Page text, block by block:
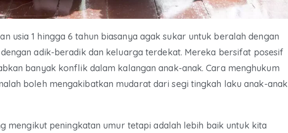
usia 1 hingga 6 tahun biasanya agak sukar untuk beralah dengan
adik-beradik dan keluarga terdekat. Mereka bersifat posesif
banyak konflik dalam kalangan anak-anak. Cara menghukum
boleh mengakibatkan mudarat dari segi tingkah laku anak-anak
mengikut peningkatan umur tetapi adalah lebih baik untuk kita